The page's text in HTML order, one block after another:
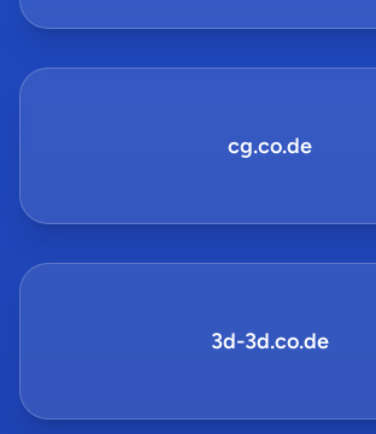
cg.co.de
3d-3d.co.de